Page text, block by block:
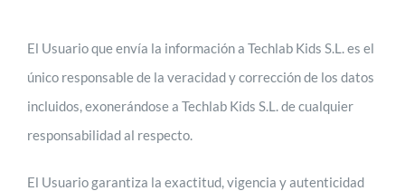
El Usuario que envía la información a Techlab Kids S.L. es el
único responsable de la veracidad y corrección de los datos
incluidos, exonerándose a Techlab Kids S.L. de cualquier
responsabilidad al respecto.
El Usuario garantiza la exactitud, vigencia y autenticidad